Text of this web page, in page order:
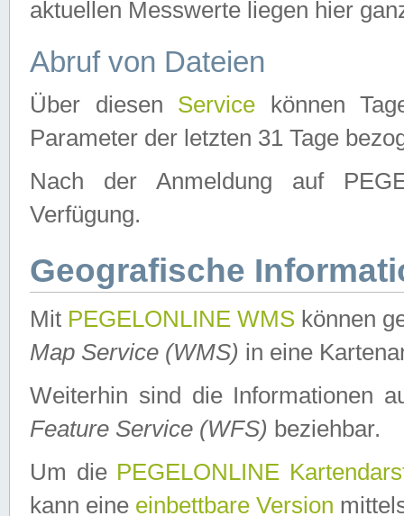
aktuellen Messwerte liegen hier
Abruf von Dateien
Über diesen Service können
Parameter der letzten 31 Tage
Nach der Anmeldung auf
Verfügung.
Geografische
Mit PEGELONLINE WMS können
Map Service (WMS) in eine
Weiterhin sind die Informationen
Feature Service (WFS) beziehbar.
Um die PEGELONLINE
kann eine einbettbare Version